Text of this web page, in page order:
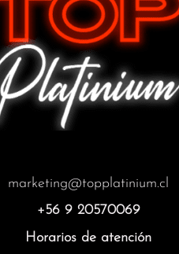
marketing@topplatinium.cl
+56 9 20570069
Horarios de atención